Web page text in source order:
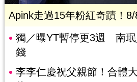
Apink走過15年粉紅奇蹟！
獨／曝YT暫停更3週 南珉
錢
李李仁慶祝父親節！合體